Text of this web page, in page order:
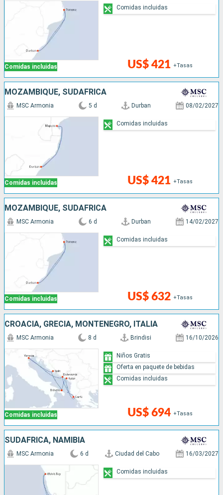
Comidas incluidas US$ 421 +Tasas
Comidas incluidas
MOZAMBIQUE, SUDAFRICA
Comidas incluidas
MSC Armonia 5 d Durban 08/02/2027
US$ 421 +Tasas
Comidas incluidas
MOZAMBIQUE, SUDAFRICA
Comidas incluidas
MSC Armonia 6 d Durban 14/02/2027
US$ 632 +Tasas
Comidas incluidas
CROACIA, GRECIA, MONTENEGRO, ITALIA
Comidas incluidas
MSC Armonia 8 d Brindisi 16/10/2026
US$ 694 +Tasas
Niños Gratis
Oferta en paquete de bebidas
Comidas incluidas
SUDAFRICA, NAMIBIA
MSC Armonia 6 d Ciudad del Cabo 16/03/2027
Comidas incluidas